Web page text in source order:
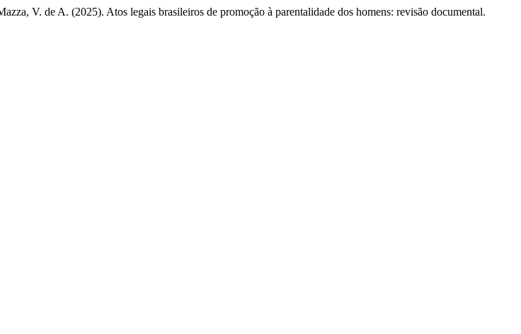
V. de A. (2025). Atos legais brasileiros de promoção à parentalidade dos homens: revisão documental.